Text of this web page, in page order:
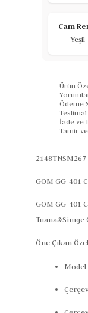
Cam
Yeşil
Ürün
Ödeme
Teslimat
İade ve
Tamir
2148TNSM267
GOM GG-401
GOM GG-401
Tuana&Simge
Öne Çıkan
Model